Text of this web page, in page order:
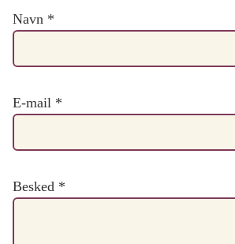
Navn *
E-mail *
Besked *